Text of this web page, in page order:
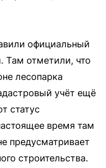
официальный
Там отметили, что
лесопарка
учёт ещё
статус
время там
предусматривает
строительства.